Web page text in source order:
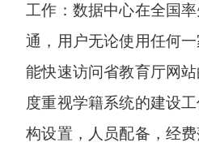
工作：数据中心在全国
通，用户无论使用任何
能快速访问省教育厅网
度重视学籍系统的建设
构设置，人员配备，经